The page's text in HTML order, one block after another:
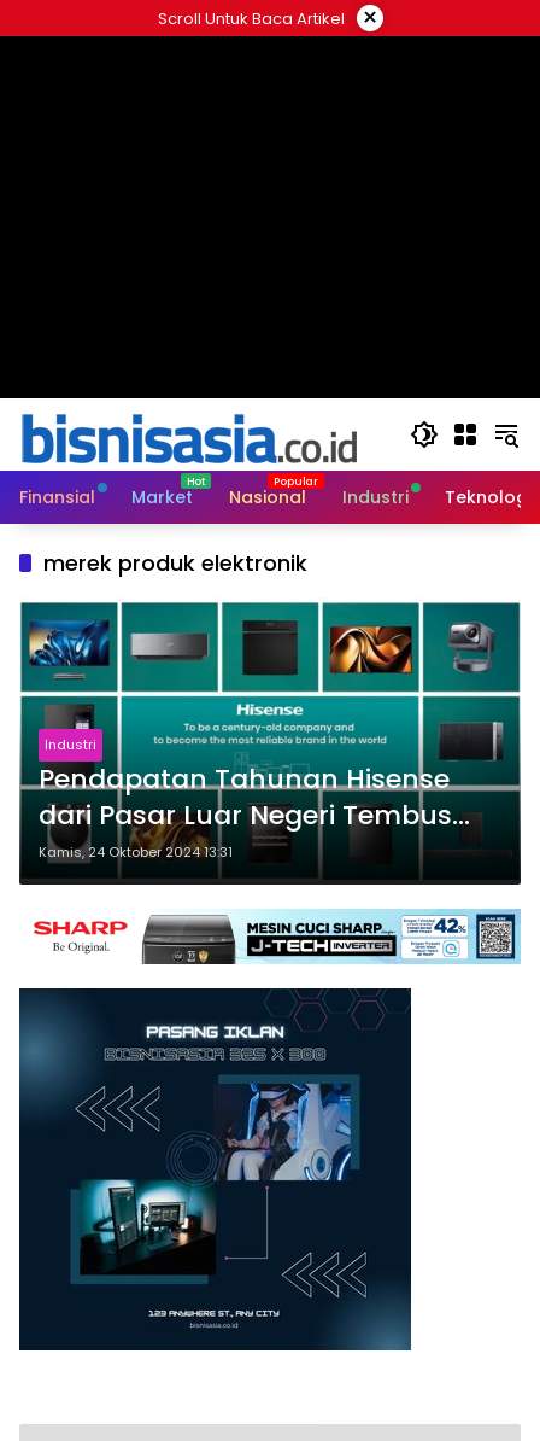
ke
Scroll Untuk Baca Artikel ×
Finansial Market Nasional Industri Teknologi
merek produk elektronik
Industri
Pendapatan Tahunan Hisense
dari Pasar Luar Negeri Tembus
12,2 Miliar Dolar AS
Kamis, 24 Oktober 2024 13:31